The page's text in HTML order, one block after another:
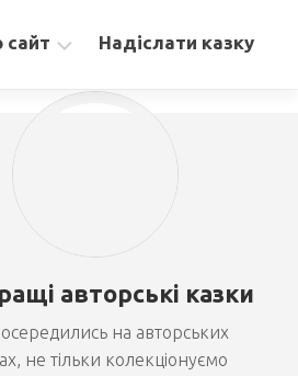
сайт Надіслати казку
авторські казки
на авторських
не тільки колекціонуємо